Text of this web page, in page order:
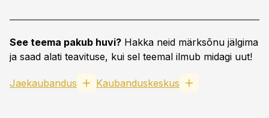
See teema pakub huvi? Hakka neid märksõnu jälgima
ja saad alati teavituse, kui sel teemal ilmub midagi uut!
Jaekaubandus Kaubanduskeskus